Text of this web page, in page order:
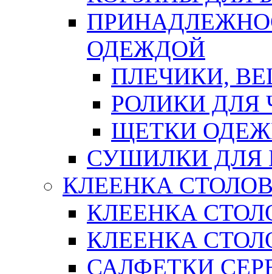
ОДЕЖДОЙ
ПЛЕЧИКИ,
РОЛИКИ ДЛЯ
ЩЕТКИ
СУШИЛКИ ДЛЯ
КЛЕЕНКА
КЛЕЕНКА
КЛЕЕНКА
САЛФЕТКИ